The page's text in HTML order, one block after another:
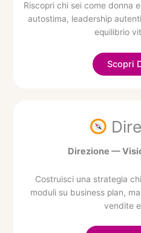
Riscopri chi sei come donna
autostima, leadership
equilibrio
Scopri
Direzione —
Costruisci una strategia
moduli su business plan,
vendite